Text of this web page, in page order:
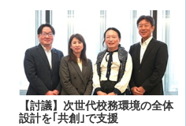
【討議】次世代校務環境の全体
設計を｢共創｣で支援